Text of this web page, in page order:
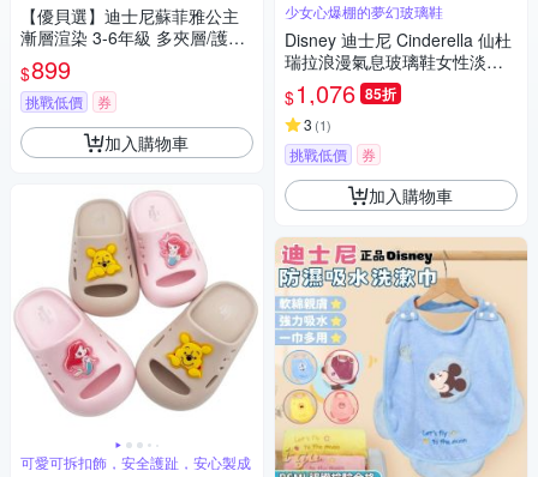
【優貝選】迪士尼蘇菲雅公主
漸層渲染 3-6年級 多夾層/護脊/
防潑水 小學生書包(平輸品)
$899
挑戰低價 券
加入購物車
可愛可拆扣飾，安全護趾，安心製成
少女心爆棚的夢幻玻璃鞋
Disney 迪士尼 Cinderella 仙杜
瑞拉浪漫氣息玻璃鞋女性淡香
精禮盒
$1,076 85折
3 (1)
挑戰低價 券
加入購物車